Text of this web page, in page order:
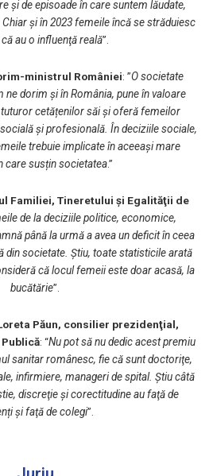
şi de episoade în care suntem lăudate,
şi în 2023 femeile încă se străduiesc
au o influenţă reală”.
ministrul României: ”O societate
ne dorim și în România, pune în valoare
cetățenilor săi și oferă femeilor
și profesională. În deciziile sociale,
trebuie implicate în aceeași mare
care susțin societatea.”
Familiei, Tineretului şi Egalităţii de
de la deciziile politice, economice,
până la urmă a avea un deficit în ceea
din societate. Ştiu, toate statisticile arată
că locul femeii este doar acasă, la
bucătărie”.
Păun, consilier prezidenţial,
: “Nu pot să nu dedic acest premiu
sanitar românesc, fie că sunt doctoriţe,
infirmiere, manageri de spital. Știu câtă
discreţie şi corectitudine au faţă de
şi faţă de colegi”.